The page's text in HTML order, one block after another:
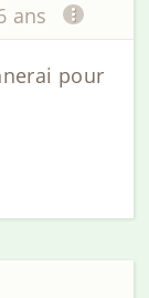
ans
pour